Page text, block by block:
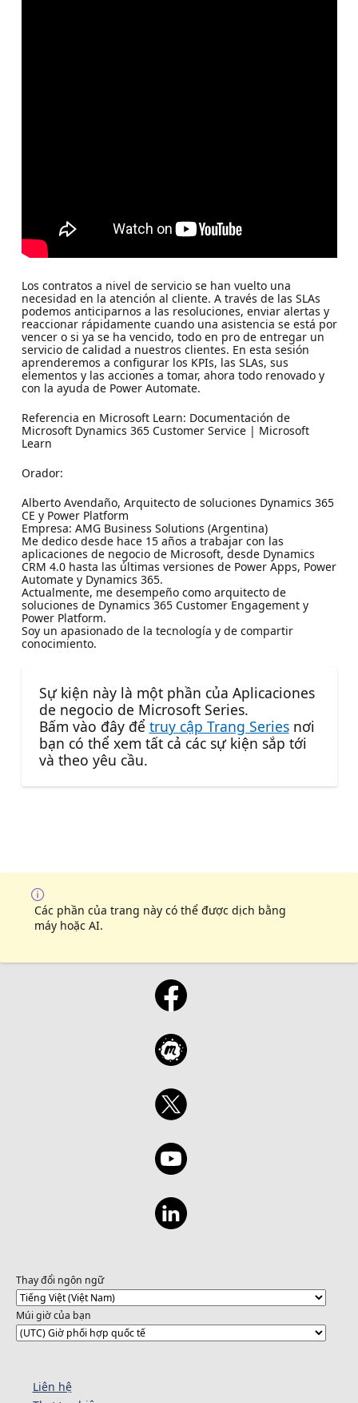
Los contratos a nivel de servicio se han vuelto una
necesidad en la atención al cliente. A través de las SLAs
podemos anticiparnos a las resoluciones, enviar alertas y
reaccionar rápidamente cuando una asistencia se está por
vencer o si ya se ha vencido, todo en pro de entregar un
servicio de calidad a nuestros clientes. En esta sesión
aprenderemos a configurar los KPIs, las SLAs, sus
elementos y las acciones a tomar, ahora todo renovado y
con la ayuda de Power Automate.
Referencia en Microsoft Learn: Documentación de
Microsoft Dynamics 365 Customer Service | Microsoft
Learn
Orador:
Alberto Avendaño, Arquitecto de soluciones Dynamics 365
CE y Power Platform
Empresa: AMG Business Solutions (Argentina)
Me dedico desde hace 15 años a trabajar con las
aplicaciones de negocio de Microsoft, desde Dynamics
CRM 4.0 hasta las últimas versiones de Power Apps, Power
Automate y Dynamics 365.
Actualmente, me desempeño como arquitecto de
soluciones de Dynamics 365 Customer Engagement y
Power Platform.
Soy un apasionado de la tecnología y de compartir
conocimiento.
Sự kiện này là một phần của Aplicaciones
de negocio de Microsoft Series.
Bấm vào đây để truy cập Trang Seriesnơi
bạn có thể xem tất cả các sự kiện sắp tới
và theo yêu cầu.
Các phần của trang này có thể được dịch bằng
máy hoặc AI.
Thay đổi ngôn ngữ
Múi giờ của bạn
Liên hệ